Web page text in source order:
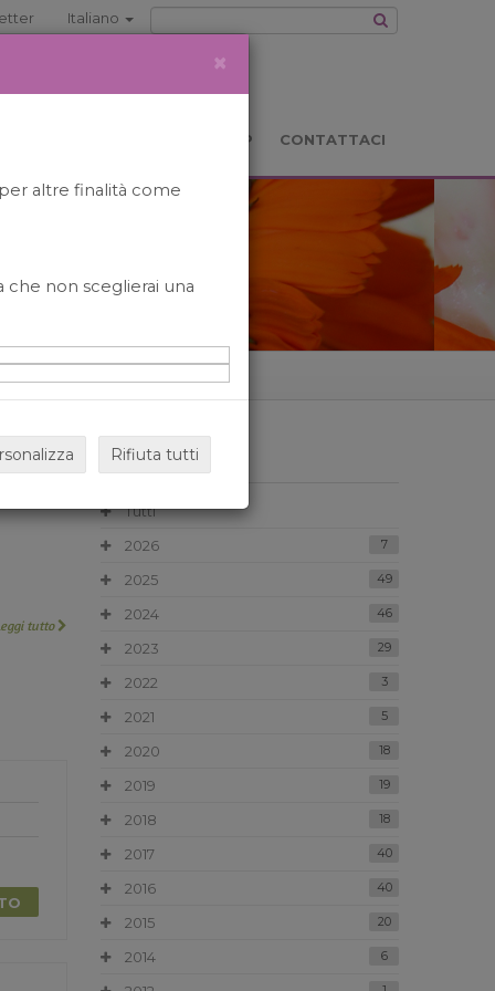
Italiano
BOOKSHOP CONTATTACI
tutto
ARCHIVIO
Tutti
2026
7
2025 49
2024 46
2023 29
2022 3
2021 5
2020 18
2019 19
2018 18
2017 40
2016 40
2015 20
2014 6
×
altre finalità come
che non sceglierai una
Rifiuta tutti